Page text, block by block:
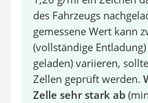
des Fahrzeugs
gemessene Wert kann
(vollständige
geladen) variieren,
Zellen geprüft werden.
Zelle sehr stark ab